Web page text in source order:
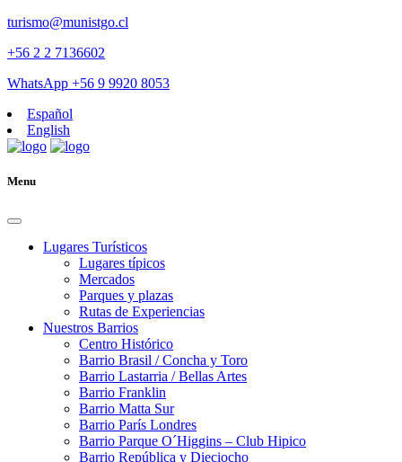
turismo@munistgo.cl
+56 2 2 7136602
WhatsApp +56 9 9920 8053
Español
English
Menu
Lugares Turísticos
Lugares tí­picos
Mercados
Parques y plazas
Rutas de Experiencias
Nuestros Barrios
Centro Histórico
Barrio Brasil / Concha y Toro
Barrio Lastarria / Bellas Artes
Barrio Franklin
Barrio Matta Sur
Barrio Parí­s Londres
Barrio Parque O´Higgins – Club Hipico
Barrio República y Dieciocho